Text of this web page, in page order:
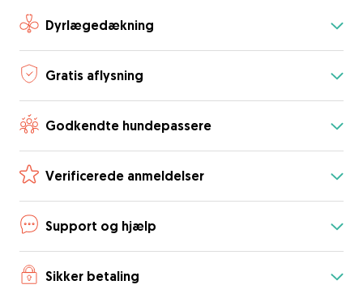
Dyrlægedækning
Gratis aflysning
Godkendte hundepassere
Verificerede anmeldelser
Support og hjælp
Sikker betaling